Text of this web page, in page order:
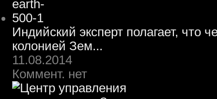
Индийский эксперт полагает, что
колонией Зем...
11.08.2014
Коммент. нет